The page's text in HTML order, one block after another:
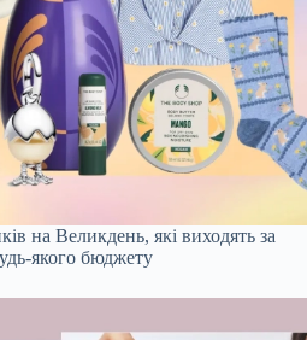
на Великдень, які виходять за
якого бюджету